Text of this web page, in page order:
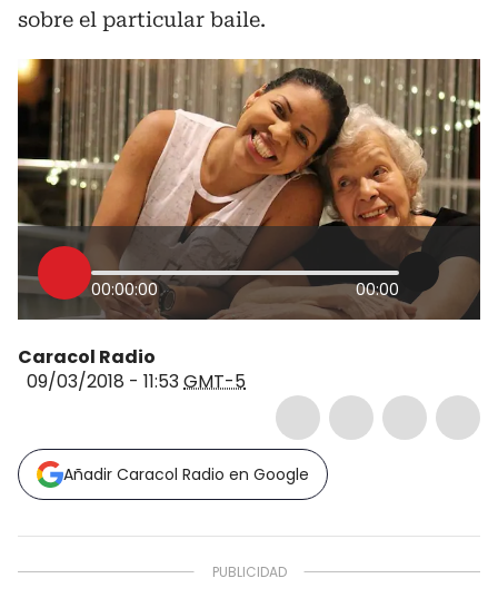
sobre el particular baile.
00:00:00 00:00
Caracol Radio
09/03/2018 - 11:53GMT-5
Añadir Caracol Radio en Google